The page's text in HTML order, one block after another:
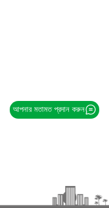
আপনার মতামত প্রদান করুন